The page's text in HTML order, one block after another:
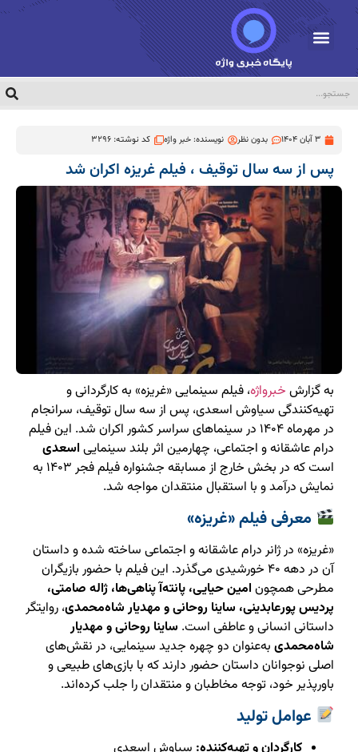
3 آبان 1404 بدون نظر نویسنده:خبر واژه کد نوشته: 3296
پس از سه سال توقیف ، فیلم غریزه اکران شد
به گزارش خبرواژه، فیلم سینمایی «غریزه» به کارگردانی و
تهیه‌کنندگی سیاوش اسعدی، پس از سه سال توقیف، سرانجام
در مهرماه ۱۴۰۴ در سینماهای سراسر کشور اکران شد. این فیلم
درام عاشقانه و اجتماعی، چهارمین اثر بلند سینمایی اسعدی
است که در بخش خارج از مسابقه جشنواره فیلم فجر ۱۴۰۳ به
نمایش درآمد و با استقبال منتقدان مواجه شد.
معرفی فیلم «غریزه»
«غریزه» در ژانر درام عاشقانه و اجتماعی ساخته شده و داستان
آن در دهه ۴۰ خورشیدی می‌گذرد. این فیلم با حضور بازیگران
مطرحی همچون امین حیایی، پانته‌آ پناهی‌ها، ژاله صامتی،
پردیس پورعابدینی، ساینا روحانی و مهدیار شاه‌محمدی، روایتگر
داستانی انسانی و عاطفی است. ساینا روحانی و مهدیار
شاه‌محمدی به‌عنوان دو چهره جدید سینمایی، در نقش‌های
اصلی نوجوانان داستان حضور دارند که با بازی‌های طبیعی و
باورپذیر خود، توجه مخاطبان و منتقدان را جلب کرده‌اند.
عوامل تولید